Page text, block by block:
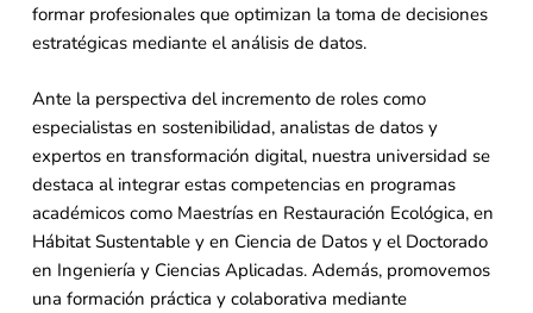
formar profesionales que optimizan la toma de decisiones
estratégicas mediante el análisis de datos.
Ante la perspectiva del incremento de roles como
especialistas en sostenibilidad, analistas de datos y
expertos en transformación digital, nuestra universidad se
destaca al integrar estas competencias en programas
académicos como Maestrías en Restauración Ecológica, en
Hábitat Sustentable y en Ciencia de Datos y el Doctorado
en Ingeniería y Ciencias Aplicadas. Además, promovemos
una formación práctica y colaborativa mediante